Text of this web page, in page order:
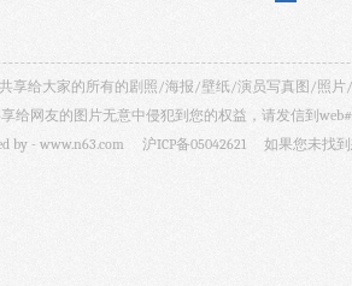
共享给大家的所有的剧照/海报/壁纸/演员写真图/照
给网友的图片无意中侵犯到您的权益，请发信到
by - www.n63.com 沪ICP备05042621 如果您未找到